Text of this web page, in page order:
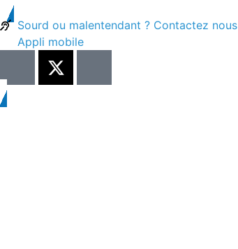
Sourd ou malentendant ? Contactez nous
Appli mobile